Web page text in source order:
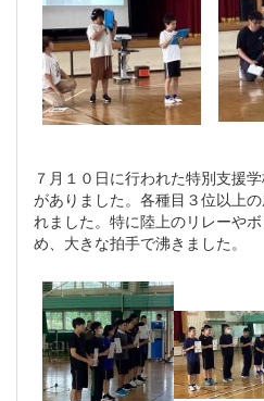
７月１０日に行われた特別支援
がありました。各種目３位以上
れました。特に陸上のリレーや
め、大きな拍手で沸きました。